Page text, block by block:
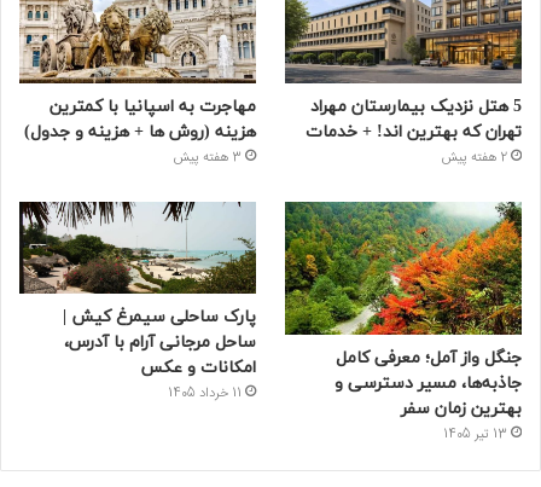
5 هتل نزدیک بیمارستان مهراد
تهران که بهترین‌ اند! + خدمات
2 هفته پیش
مهاجرت به اسپانیا با کمترین
هزینه (روش ها + هزینه و جدول)
3 هفته پیش
جنگل واز آمل؛ معرفی کامل
جاذبه‌ها، مسیر دسترسی و
بهترین زمان سفر
13 تیر 1405
پارک ساحلی سیمرغ کیش |
ساحل مرجانی آرام با آدرس،
امکانات و عکس
11 خرداد 1405